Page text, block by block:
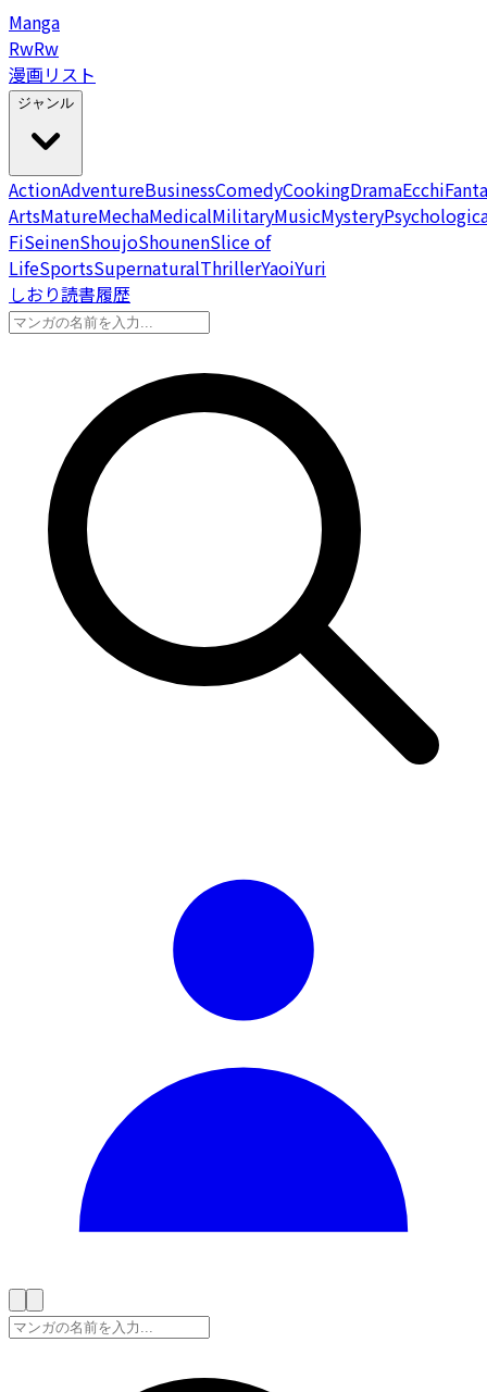
Manga
RwRw
漫画リスト
ジャンル
ActionAdventureBusinessComedyCookingDramaEcchi
ArtsMatureMechaMedicalMilitaryMusicMystery
FiSeinenShoujoShounenSlice of
LifeSportsSupernaturalThrillerYaoiYuri
しおり読書履歴